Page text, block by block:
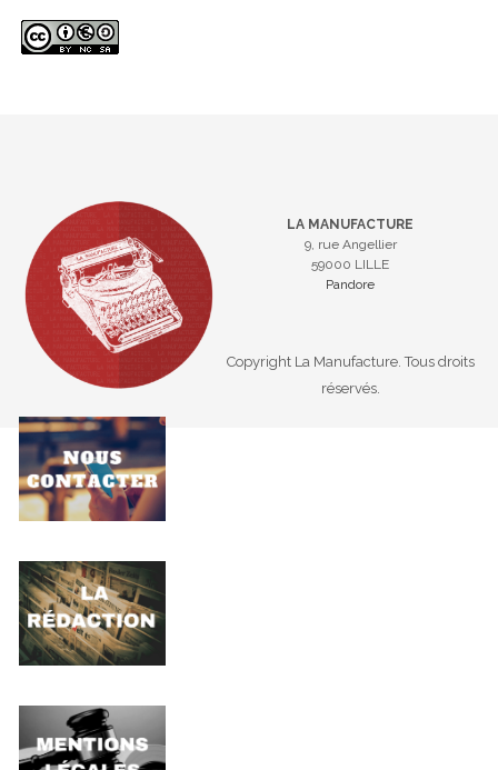
LA MANUFACTURE
9, rue Angellier
59000 LILLE
Pandore
Copyright La Manufacture. Tous droits
réservés.